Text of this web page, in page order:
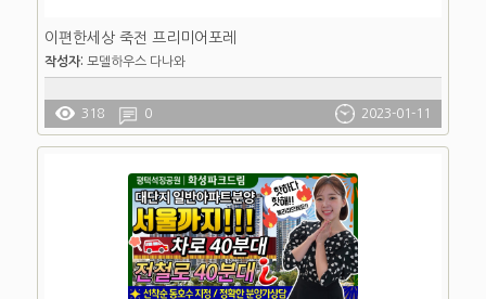
이편한세상 죽전 프리미어포레
작성자: 모델하우스 다나와
318 0 2023-01-11